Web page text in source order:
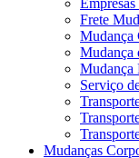
Frete
Mudança
Mudança
Mudança
Serviço
Mudanças